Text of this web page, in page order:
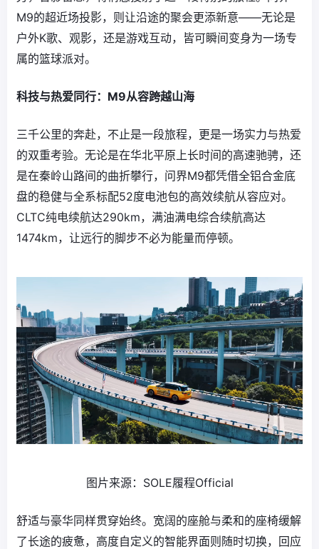
M9的超近场投影，则让沿途的聚会更添新意——无论是
户外K歌、观影，还是游戏互动，皆可瞬间变身为一场专
属的篮球派对。
科技与热爱同行：M9从容跨越山海
三千公里的奔赴，不止是一段旅程，更是一场实力与热爱
的双重考验。无论是在华北平原上长时间的高速驰骋，还
是在秦岭山路间的曲折攀行，问界M9都凭借全铝合金底
盘的稳健与全系标配52度电池包的高效续航从容应对。
CLTC纯电续航达290km，满油满电综合续航高达
1474km，让远行的脚步不必为能量而停顿。
图片来源：SOLE履程Official
舒适与豪华同样贯穿始终。宽阔的座舱与柔和的座椅缓解
了长途的疲惫，高度自定义的智能界面则随时切换，回应